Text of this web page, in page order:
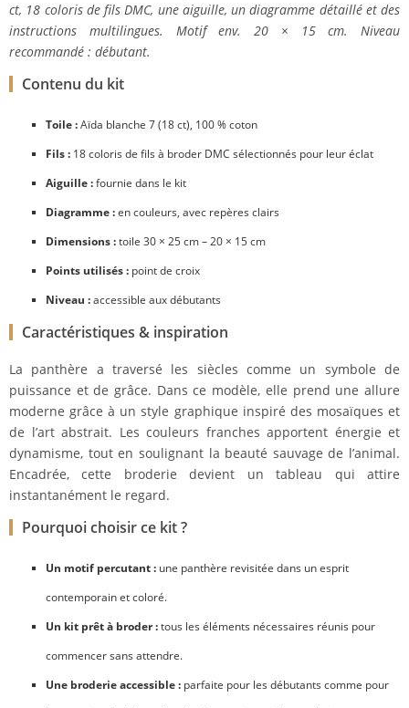
ct, 18 coloris de fils DMC, une aiguille, un diagramme détaillé et des
instructions multilingues. Motif env. 20 × 15 cm. Niveau
recommandé : débutant.
Contenu du kit
Toile :Aïda blanche 7 (18 ct), 100 % coton
Fils : 18 coloris de fils à broder DMC sélectionnés pour leur éclat
Aiguille :fournie dans le kit
Diagramme :en couleurs, avec repères clairs
Dimensions :toile 30 × 25 cm – 20 × 15 cm
Points utilisés : point de croix
Niveau :accessible aux débutants
Caractéristiques & inspiration
La panthère a traversé les siècles comme un symbole de
puissance et de grâce. Dans ce modèle, elle prend une allure
moderne grâce à un style graphique inspiré des mosaïques et
de l’art abstrait. Les couleurs franches apportent énergie et
dynamisme, tout en soulignant la beauté sauvage de l’animal.
Encadrée, cette broderie devient un tableau qui attire
instantanément le regard.
Pourquoi choisir ce kit ?
Un motif percutant : une panthère revisitée dans un esprit
contemporain et coloré.
Un kit prêt à broder :tous les éléments nécessaires réunis pour
commencer sans attendre.
Une broderie accessible : parfaite pour les débutants comme pour